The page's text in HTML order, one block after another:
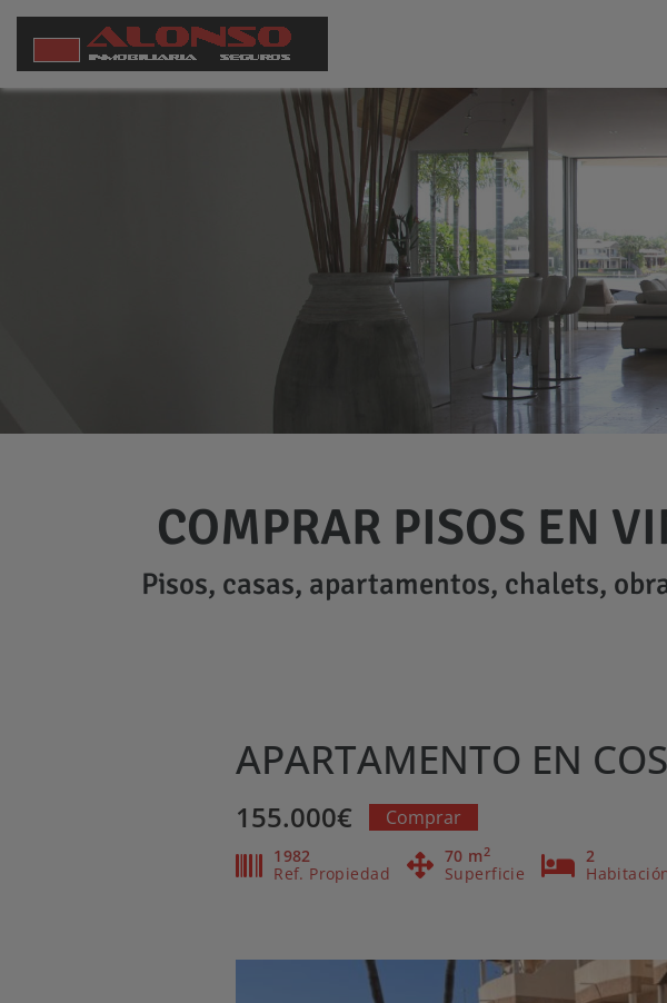
COMPRAR PISOS EN
Pisos, casas, apartamentos, chalets,
APARTAMENTO EN
155.000€ Comprar
1982
Ref. Propiedad
70 m2
Superficie
2